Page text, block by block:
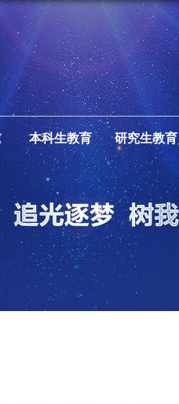
本科生教育 研究生教育